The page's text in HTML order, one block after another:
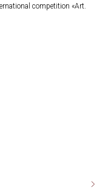
competition «Art.